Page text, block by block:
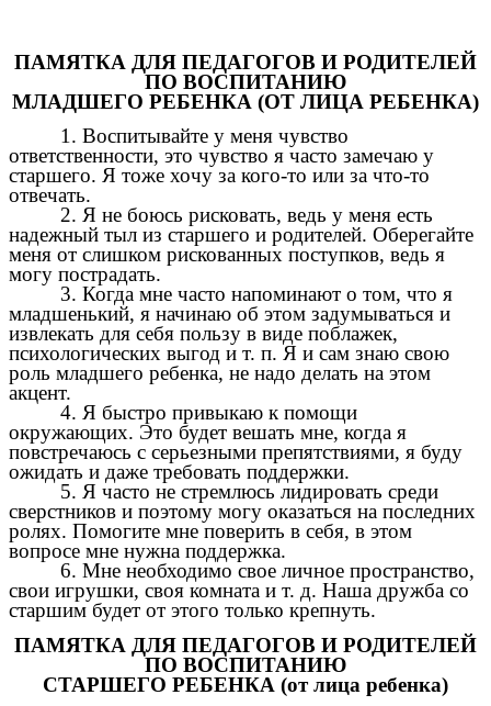
ПАМЯТКА ДЛЯ ПЕДАГОГОВ И РОДИТЕЛЕЙ
ПО ВОСПИТАНИЮ
МЛАДШЕГО РЕБЕНКА (ОТ ЛИЦА РЕБЕНКА)
1. Воспитывайте у меня чувство
ответственности, это чувство я часто замечаю у
старшего. Я тоже хочу за кого-то или за что-то
отвечать.
2. Я не боюсь рисковать, ведь у меня есть
надежный тыл из старшего и родителей. Оберегайте
меня от слишком рискованных поступков, ведь я
могу пострадать.
3. Когда мне часто напоминают о том, что я
младшенький, я начинаю об этом задумываться и
извлекать для себя пользу в виде поблажек,
психологических выгод и т. п. Я и сам знаю свою
роль младшего ребенка, не надо делать на этом
акцент.
4. Я быстро привыкаю к помощи
окружающих. Это будет вешать мне, когда я
повстречаюсь с серьезными препятствиями, я буду
ожидать и даже требовать поддержки.
5. Я часто не стремлюсь лидировать среди
сверстников и поэтому могу оказаться на последних
ролях. Помогите мне поверить в себя, в этом
вопросе мне нужна поддержка.
6. Мне необходимо свое личное пространство,
свои игрушки, своя комната и т. д. Наша дружба со
старшим будет от этого только крепнуть.
ПАМЯТКА ДЛЯ ПЕДАГОГОВ И РОДИТЕЛЕЙ
ПО ВОСПИТАНИЮ
СТАРШЕГО РЕБЕНКА (от лица ребенка)